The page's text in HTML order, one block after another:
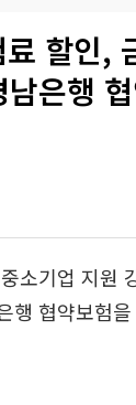
할인,
은행
소기업 지원
행 협약보험